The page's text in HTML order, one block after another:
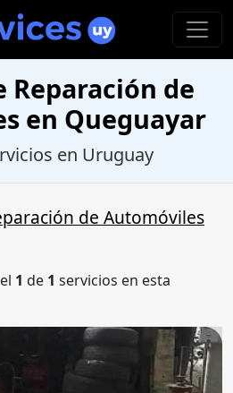
Reparación de
en Queguayar
en Uruguay
de Automóviles
1 de 1 servicios en esta